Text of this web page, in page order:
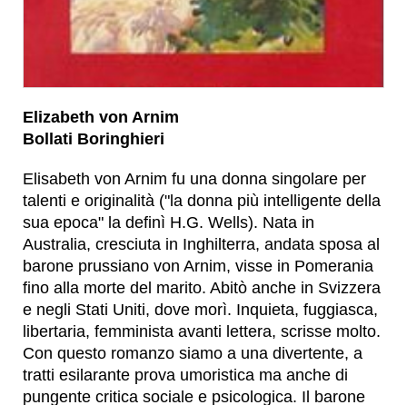
Elizabeth von Arnim
Bollati Boringhieri
Elisabeth von Arnim fu una donna singolare per
talenti e originalità ("la donna più intelligente della
sua epoca" la definì H.G. Wells). Nata in
Australia, cresciuta in Inghilterra, andata sposa al
barone prussiano von Arnim, visse in Pomerania
fino alla morte del marito. Abitò anche in Svizzera
e negli Stati Uniti, dove morì. Inquieta, fuggiasca,
libertaria, femminista avanti lettera, scrisse molto.
Con questo romanzo siamo a una divertente, a
tratti esilarante prova umoristica ma anche di
pungente critica sociale e psicologica. Il barone